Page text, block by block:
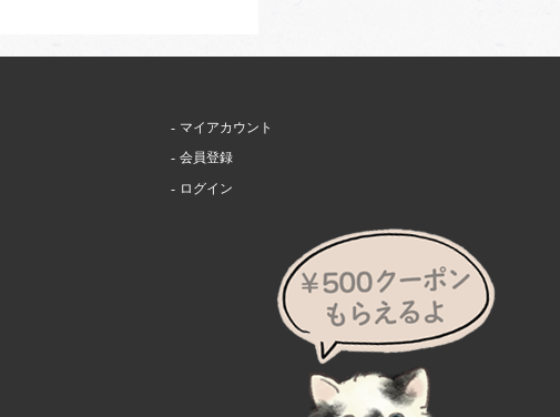
マイアカウント
会員登録
ログイン